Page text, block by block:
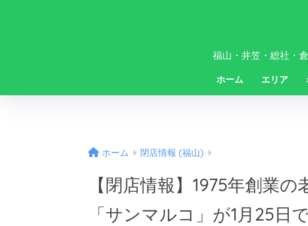
福山・井笠・総社・
ホーム エリア
ホーム 閉店情報 (福山)
【閉店情報】1975年創業
「サンマルコ」が1月25日